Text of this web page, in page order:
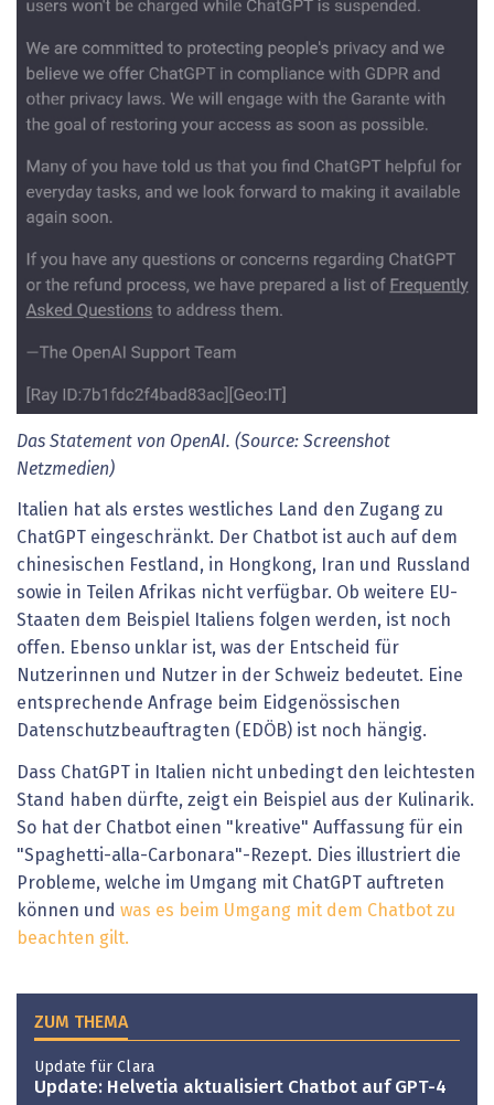
Das Statement von OpenAI. (Source: Screenshot
Netzmedien)
Italien hat als erstes westliches Land den Zugang zu
ChatGPT eingeschränkt. Der Chatbot ist auch auf dem
chinesischen Festland, in Hongkong, Iran und Russland
sowie in Teilen Afrikas nicht verfügbar. Ob weitere EU-
Staaten dem Beispiel Italiens folgen werden, ist noch
offen. Ebenso unklar ist, was der Entscheid für
Nutzerinnen und Nutzer in der Schweiz bedeutet. Eine
entsprechende Anfrage beim Eidgenössischen
Datenschutzbeauftragten (EDÖB) ist noch hängig.
Dass ChatGPT in Italien nicht unbedingt den leichtesten
Stand haben dürfte, zeigt ein Beispiel aus der Kulinarik.
So hat der Chatbot einen "kreative" Auffassung für ein
"Spaghetti-alla-Carbonara"-Rezept. Dies illustriert die
Probleme, welche im Umgang mit ChatGPT auftreten
können und was es beim Umgang mit dem Chatbot zu
beachten gilt.
ZUM THEMA
Update für Clara
Update: Helvetia aktualisiert Chatbot auf GPT-4